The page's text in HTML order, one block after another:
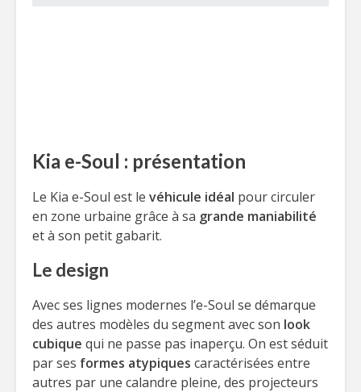
Kia e-Soul : présentation
Le Kia e-Soul est le véhicule idéal pour circuler
en zone urbaine grâce à sa grande maniabilité
et à son petit gabarit.
Le design
Avec ses lignes modernes l’e-Soul se démarque
des autres modèles du segment avec son look
cubique qui ne passe pas inaperçu. On est séduit
par ses formes atypiques caractérisées entre
autres par une calandre pleine, des projecteurs